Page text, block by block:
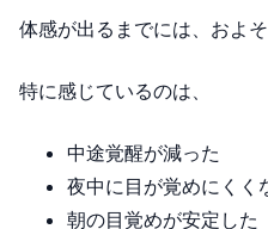
体感が出るまでには、およ
特に感じているのは、
中途覚醒が減った
夜中に目が覚めにくく
朝の目覚めが安定した